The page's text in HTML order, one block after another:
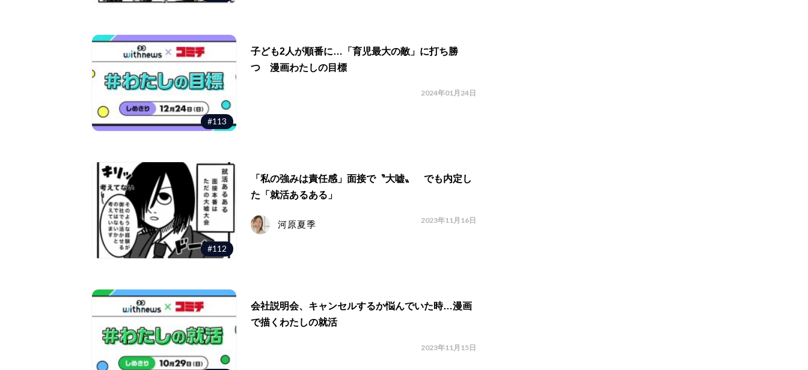
#113
子ども2人が順番に…「育児最大の敵」に打ち勝
つ 漫画わたしの目標
2024年01月24日
#112
「私の強みは責任感」面接で〝大嘘〟 でも内定し
た「就活あるある」
河原夏季 2023年11月16日
会社説明会、キャンセルするか悩んでいた時…漫画
で描くわたしの就活
2023年11月15日